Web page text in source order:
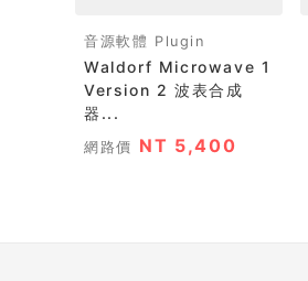
音源軟體 Plugin
Waldorf Microwave 1
Version 2 波表合成
器...
網路價 NT 5,400